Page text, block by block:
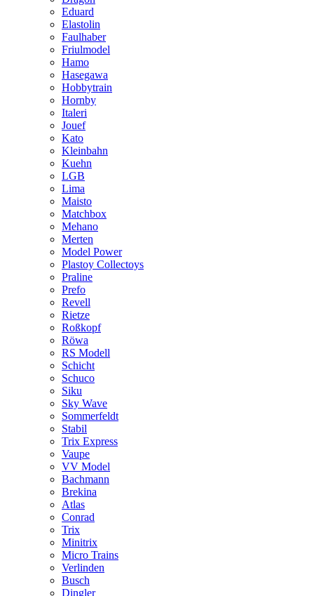
Eduard
Elastolin
Faulhaber
Friulmodel
Hamo
Hasegawa
Hobbytrain
Hornby
Italeri
Jouef
Kato
Kleinbahn
Kuehn
LGB
Lima
Maisto
Matchbox
Mehano
Merten
Model Power
Plastoy Collectoys
Praline
Prefo
Revell
Rietze
Roßkopf
Röwa
RS Modell
Schicht
Schuco
Siku
Sky Wave
Sommerfeldt
Stabil
Trix Express
Vaupe
VV Model
Bachmann
Brekina
Atlas
Conrad
Trix
Minitrix
Micro Trains
Verlinden
Busch
Dingler